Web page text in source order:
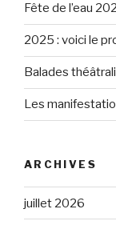
Fête de l’eau
2025 : voici le
Balades
Les
ARCHIVES
juillet 2026